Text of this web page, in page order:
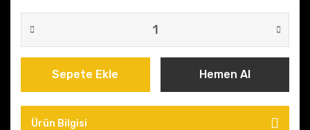
Sepete Ekle Hemen Al
Ürün Bilgisi